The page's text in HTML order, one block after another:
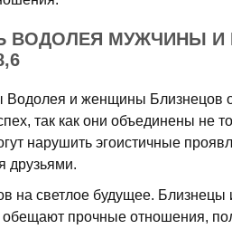
ВОДОЛЕЯ МУЖЧИНЫ
и женщины Близнецов
так как они объединены не
нарушить эгоистичные
друзьями.
на светлое будущее. Близнецы
обещают прочные отношения,